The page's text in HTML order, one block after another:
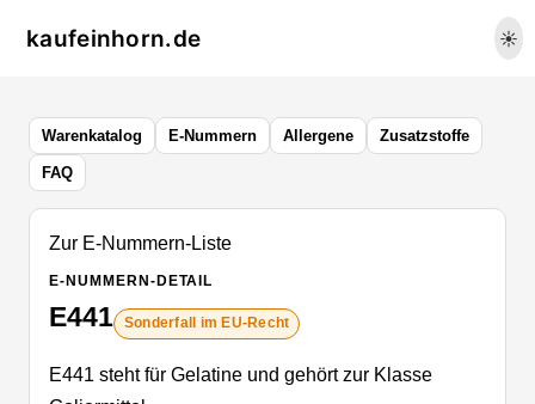
kaufeinhorn.de ☀️
Warenkatalog E-Nummern Allergene Zusatzstoffe
FAQ
Zur E-Nummern-Liste
E-NUMMERN-DETAIL
E441 Sonderfall im EU-Recht
E441 steht für Gelatine und gehört zur Klasse